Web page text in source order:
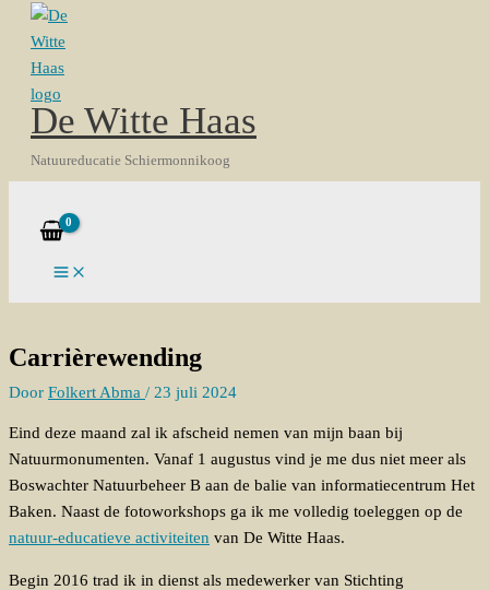
naar
inhoud
De Witte Haas
Natuureducatie Schiermonnikoog
r
Carrièrewending
Door Folkert Abma / 23 juli 2024
Eind deze maand zal ik afscheid nemen van mijn baan bij
Natuurmonumenten. Vanaf 1 augustus vind je me dus niet meer als
Boswachter Natuurbeheer B aan de balie van informatiecentrum Het
Baken. Naast de fotoworkshops ga ik me volledig toeleggen op de
natuur-educatieve activiteiten van De Witte Haas.
Begin 2016 trad ik in dienst als medewerker van Stichting
Typ
hier...
Naam*
mail*